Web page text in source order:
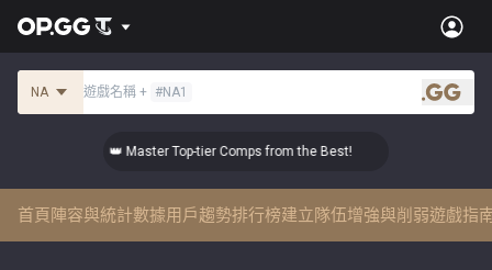
NA 遊戲名稱 + #NA1
.gg
👑 Master Top-tier Comps from the Best!
首頁陣容與統計數據用戶趨勢排行榜建立隊伍增強與削弱遊戲指